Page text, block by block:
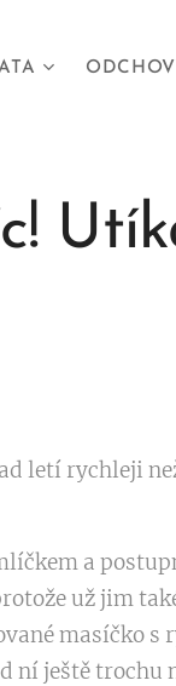
letí rychleji
a
už jim
masíčko s
ní ještě trochu